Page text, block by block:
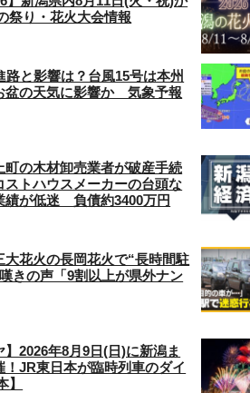
祭り・花火大会情報
路と影響は？台風15号は本州
の天気に影響か 気象予報
町の木材卸売業者が破産手続
トハウスメーカーの台頭な
績が低迷 負債約3400万円
大花火の長岡花火で“長時間駐
きの声「9割以上が県外ナン
】2026年8月9日(日)に新潟ま
！JR東日本が臨時列車のダイ
】